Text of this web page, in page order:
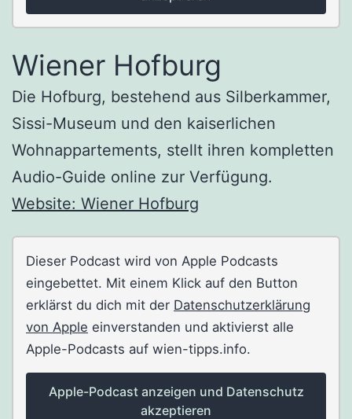
Wiener Hofburg
Die Hofburg, bestehend aus Silberkammer,
Sissi-Museum und den kaiserlichen
Wohnappartements, stellt ihren kompletten
Audio-Guide online zur Verfügung.
Website: Wiener Hofburg
Dieser Podcast wird von Apple Podcasts
eingebettet. Mit einem Klick auf den Button
erklärst du dich mit der Datenschutzerklärung
von Apple einverstanden und aktivierst alle
Apple-Podcasts auf wien-tipps.info.
Apple-Podcast anzeigen und Datenschutz
akzeptieren